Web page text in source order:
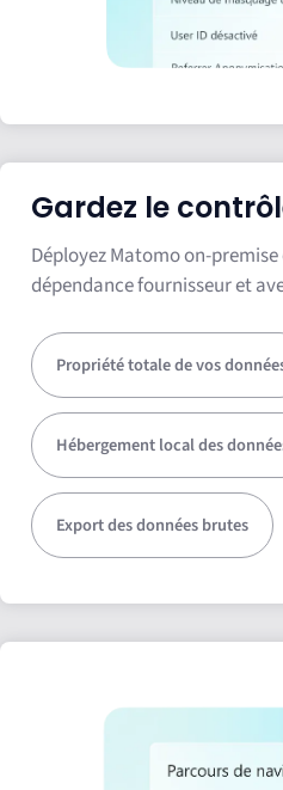
Gardez le
Déployez Matomo on-
dépendance fournisseur et
Propriété totale de vos
Hébergement local des
Export des données brutes